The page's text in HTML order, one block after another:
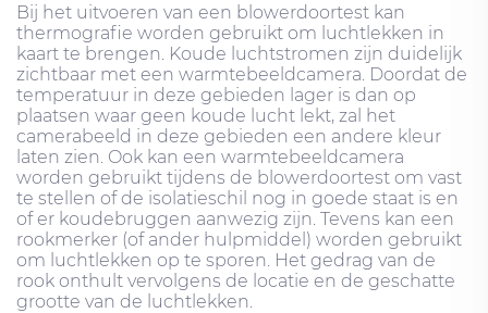
Bij het uitvoeren van een blowerdoortest kan
thermografie worden gebruikt om luchtlekken in
kaart te brengen. Koude luchtstromen zijn duidelijk
zichtbaar met een warmtebeeldcamera. Doordat de
temperatuur in deze gebieden lager is dan op
plaatsen waar geen koude lucht lekt, zal het
camerabeeld in deze gebieden een andere kleur
laten zien. Ook kan een warmtebeeldcamera
worden gebruikt tijdens de blowerdoortest om vast
te stellen of de isolatieschil nog in goede staat is en
of er koudebruggen aanwezig zijn. Tevens kan een
rookmerker (of ander hulpmiddel) worden gebruikt
om luchtlekken op te sporen. Het gedrag van de
rook onthult vervolgens de locatie en de geschatte
grootte van de luchtlekken.